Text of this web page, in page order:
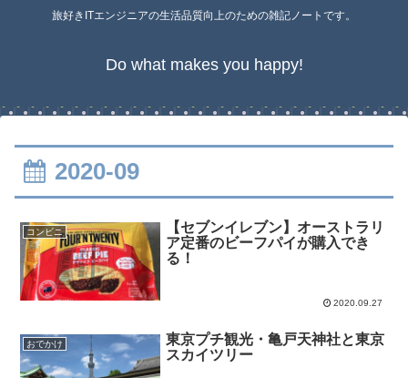
旅好きITエンジニアの生活品質向上のための雑記ノートです。
Do what makes you happy!
2020-09
コンビニ
【セブンイレブン】オーストラリ
ア定番のビーフパイが購入でき
る！
2020.09.27
おでかけ
東京プチ観光・亀戸天神社と東京
スカイツリー